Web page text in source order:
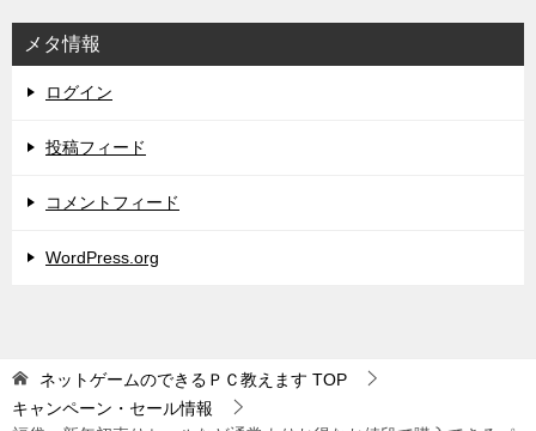
メタ情報
ログイン
投稿フィード
コメントフィード
WordPress.org
ネットゲームのできるＰＣ教えます TOP
キャンペーン・セール情報